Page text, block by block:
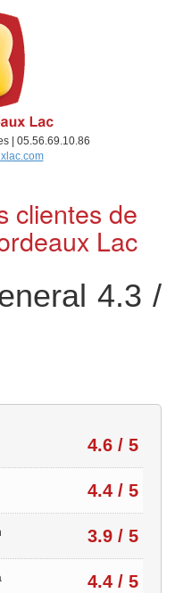
| 05.56.69.10.86
clientes de
Lac
4.3 /
4.6 / 5
4.4 / 5
3.9 / 5
4.4 / 5